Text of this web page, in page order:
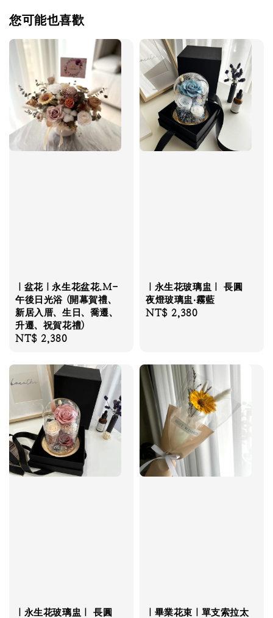
您可能也喜歡
｜盆花｜永生花盆花.M-
午後日光浴 (開幕賀禮、
新居入厝、生日、喬遷、
升遷、祝賀花禮)
Regular
NT$ 2,380
｜永生花玻璃盅｜ 長圓
夜燈玻璃盅‧霧藍
Regular
NT$ 2,380
｜永生花玻璃盅｜ 長圓
｜畢業花束｜單支索拉太